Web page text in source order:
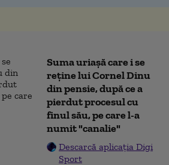
Suma uriașă care i se
reține lui Cornel Dinu
din pensie, după ce a
pierdut procesul cu
finul său, pe care l-a
numit "canalie"
Descarcă aplicația Digi
Sport